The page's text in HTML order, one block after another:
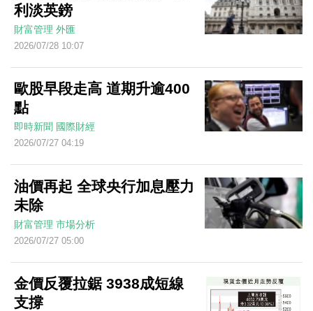
利淡英鎊
財富管理 外匯
2026/07/28 10:07
歐股早段走高 道期升逾400
點
即時新聞 國際財經
2026/07/27 04:19
油價再起 全球央行加息壓力
未除
財富管理 市場分析
2026/07/27 05:00
金價反覆拉鋸 3938成短線
支撐